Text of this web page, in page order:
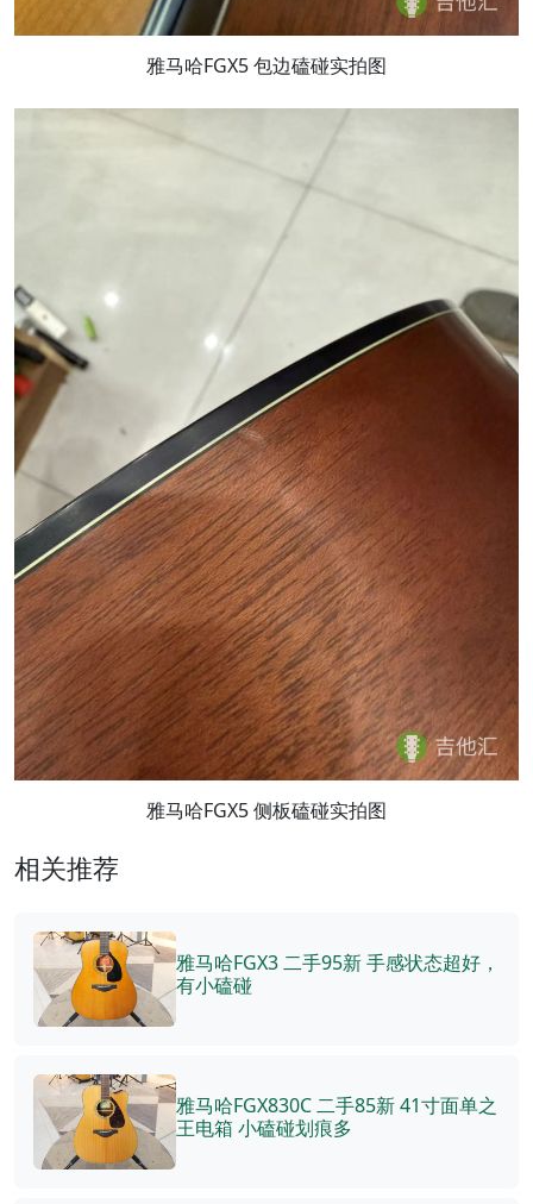
雅马哈FGX5 包边磕碰实拍图
雅马哈FGX5 侧板磕碰实拍图
相关推荐
雅马哈FGX3 二手95新 手感状态超好，
有小磕碰
雅马哈FGX830C 二手85新 41寸面单之
王电箱 小磕碰划痕多